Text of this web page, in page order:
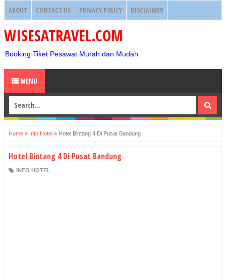
ABOUT CONTACT US PRIVACY POLICY DISCLAIMER
WISESATRAVEL.COM
Booking Tiket Pesawat Murah dan Mudah
MENU
Home » Info Hotel » Hotel Bintang 4 Di Pusat Bandung
Hotel Bintang 4 Di Pusat Bandung
INFO HOTEL